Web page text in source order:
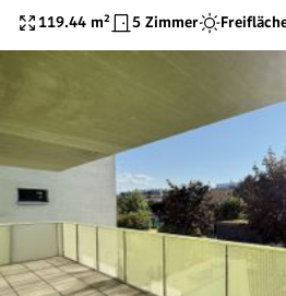
119.44 m² 5 Zimmer